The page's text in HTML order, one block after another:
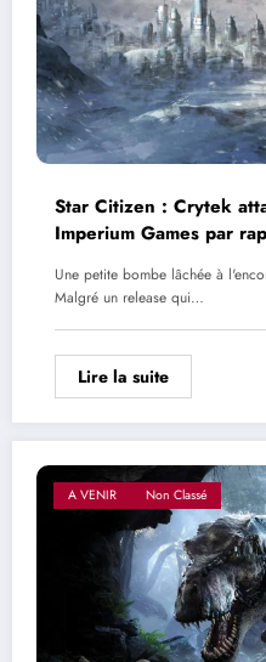
Star Citizen : Crytek
Imperium Games par
Une petite bombe lâchée à
Malgré un release qui…
Lire la suite
A VENIR Non Classé